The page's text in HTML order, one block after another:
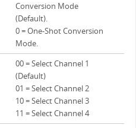
Conversion Mode
(Default).
0 = One-Shot Conversion
Mode.
00 = Select Channel 1
(Default)
01 = Select Channel 2
10 = Select Channel 3
11 = Select Channel 4